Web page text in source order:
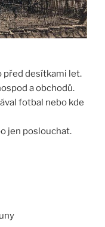
před desítkami let.
a obchodů.
fotbal nebo kde
jen poslouchat.